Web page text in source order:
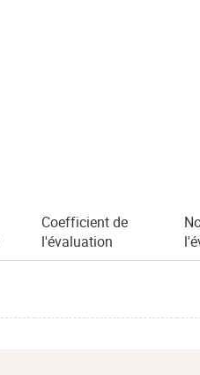
Coefficient de
l'évaluation